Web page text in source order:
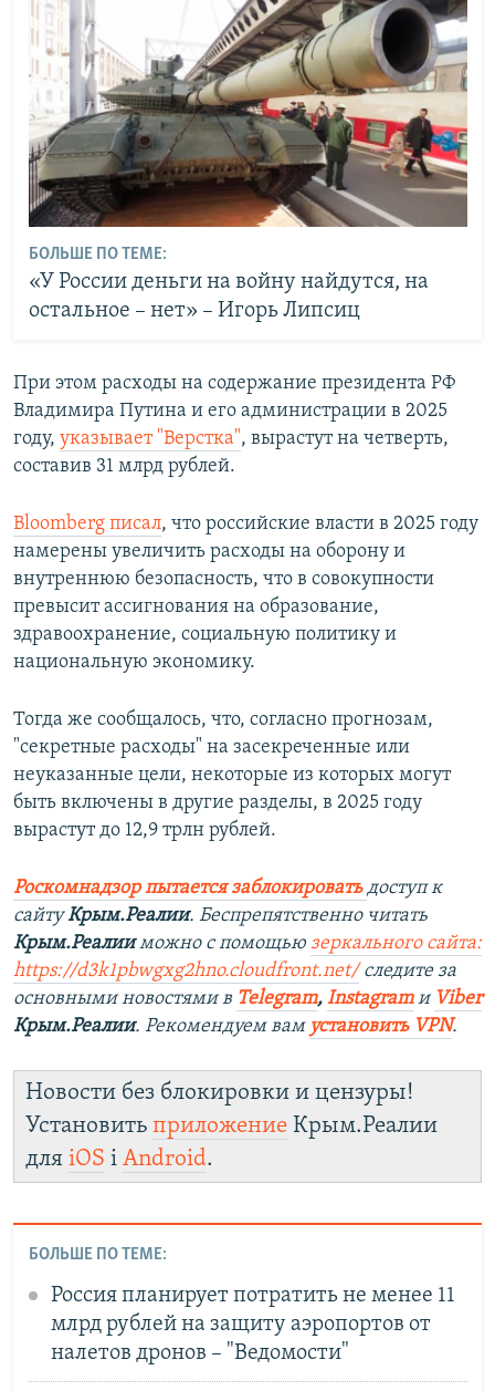
БОЛЬШЕ ПО ТЕМЕ:
«У России деньги на войну найдутся, на
остальное – нет» – Игорь Липсиц
При этом расходы на содержание президента РФ
Владимира Путина и его администрации в 2025
году, указывает "Верстка", вырастут на четверть,
составив 31 млрд рублей.
Bloomberg писал, что российские власти в 2025 году
намерены увеличить расходы на оборону и
внутреннюю безопасность, что в совокупности
превысит ассигнования на образование,
здравоохранение, социальную политику и
национальную экономику.
Тогда же сообщалось, что, согласно прогнозам,
"секретные расходы" на засекреченные или
неуказанные цели, некоторые из которых могут
быть включены в другие разделы, в 2025 году
вырастут до 12,9 трлн рублей.
Роскомнадзор пытается заблокировать доступ к
сайтуКрым.Реалии. Беспрепятственно читать
Крым.Реалииможно с помощью зеркального сайта:
https://d3k1pbwgxg2hno.cloudfront.net/ следите за
основными новостями в Telegram, Instagramи Viber
Крым.Реалии. Рекомендуем вам установить VPN.
Новости без блокировки и цензуры!
Установить приложение Крым.Реалии
для iOS і Android.
БОЛЬШЕ ПО ТЕМЕ:
Россия планирует потратить не менее 11
млрд рублей на защиту аэропортов от
налетов дронов – "Ведомости"